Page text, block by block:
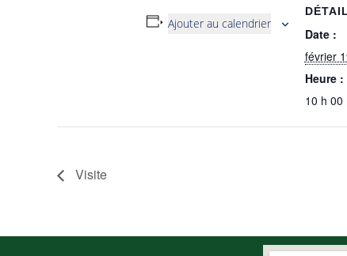
Ajouter au calendrier
Date :
février
Heure :
10 h 00
Visite